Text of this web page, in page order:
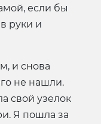
если бы
руки и
и снова
не нашли.
свой узелок
Я пошла за